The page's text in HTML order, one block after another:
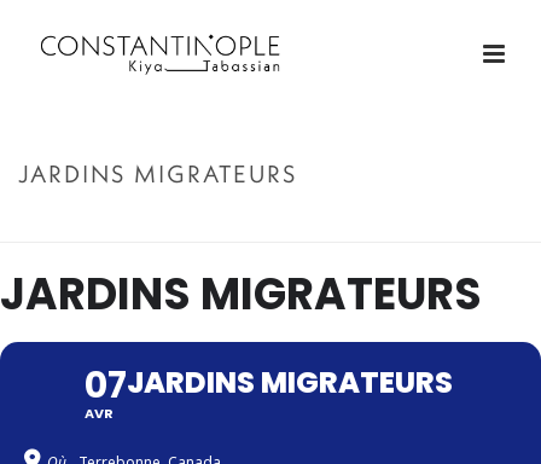
JARDINS MIGRATEURS
JARDINS MIGRATEURS
07
AVR
JARDINS MIGRATEURS